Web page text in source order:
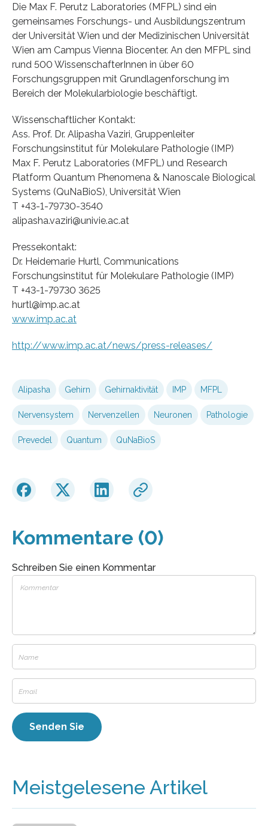
Die Max F. Perutz Laboratories (MFPL) sind ein
gemeinsames Forschungs- und Ausbildungszentrum
der Universität Wien und der Medizinischen Universität
Wien am Campus Vienna Biocenter. An den MFPL sind
rund 500 WissenschafterInnen in über 60
Forschungsgruppen mit Grundlagenforschung im
Bereich der Molekularbiologie beschäftigt.
Wissenschaftlicher Kontakt:
Ass. Prof. Dr. Alipasha Vaziri, Gruppenleiter
Forschungsinstitut für Molekulare Pathologie (IMP)
Max F. Perutz Laboratories (MFPL) und Research
Platform Quantum Phenomena & Nanoscale Biological
Systems (QuNaBioS), Universität Wien
T +43-1-79730-3540
alipasha.vaziri@univie.ac.at
Pressekontakt:
Dr. Heidemarie Hurtl, Communications
Forschungsinstitut für Molekulare Pathologie (IMP)
T +43-1-79730 3625
hurtl@imp.ac.at
www.imp.ac.at
http://www.imp.ac.at/news/press-releases/
Alipasha Gehirn Gehirnaktivität IMP MFPL
Nervensystem Nervenzellen Neuronen Pathologie
Prevedel Quantum QuNaBioS
Kommentare (0)
Schreiben Sie einen Kommentar
Meistgelesene Artikel